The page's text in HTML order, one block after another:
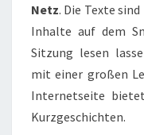
Netz. Die Texte
Inhalte auf dem
Sitzung lesen
mit einer großen
Internetseite
Kurzgeschichten.